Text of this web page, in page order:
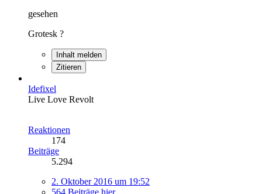
gesehen
Grotesk ?
Inhalt melden
Zitieren
Idefixel
Live Love Revolt
Reaktionen
174
Beiträge
5.294
2. Oktober 2016 um 19:52
564 Beiträge hier